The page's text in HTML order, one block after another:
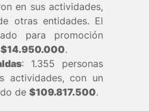
en sus actividades,
otras entidades. El
para promoción
$14.950.000.
: 1.355 personas
actividades, con un
de $109.817.500.